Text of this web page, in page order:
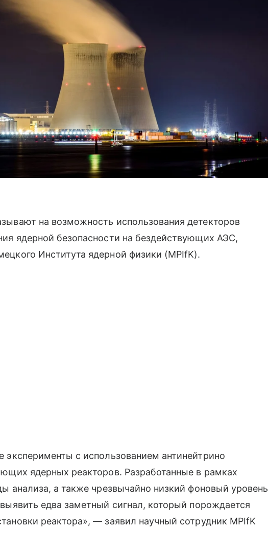
на возможность использования детекторов
ядерной безопасности на бездействующих АЭС,
Института ядерной физики (MPIfK).
эксперименты с использованием антинейтрино
ядерных реакторов. Разработанные в рамках
анализа, а также чрезвычайно низкий фоновый уровень
едва заметный сигнал, который порождается
реактора», — заявил научный сотрудник MPIfK